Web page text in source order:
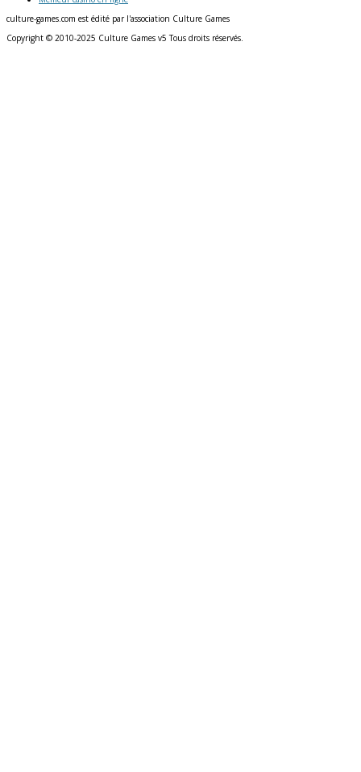
culture-games.com est édité par l'association Culture Games
Copyright © 2010-2025 Culture Games v5 Tous droits réservés.